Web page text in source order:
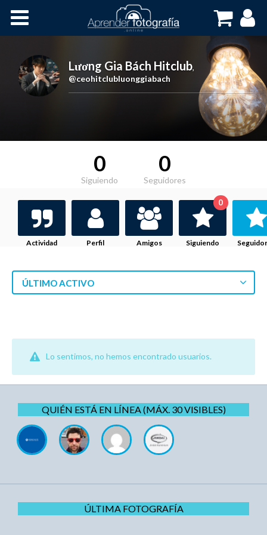
Cursos OnLine
Lương Gia Bách Hitclub,
@ceohitclubluonggiabach
0
Siguiendo
0
Seguidores
Actividad Perfil Amigos Siguiendo
0
ÚLTIMO ACTIVO
Lo sentimos, no hemos encontrado usuarios.
QUIÉN ESTÁ EN LÍNEA (MÁX. 30 VISIBLES)
ÚLTIMA FOTOGRAFÍA